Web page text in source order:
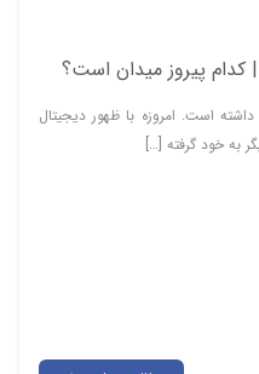
کدام پیروز میدان است؟
است. امروزه با ظهور دیجیتال
به خود گرفته […]